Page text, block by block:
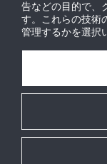
ニュース & イン
採用情報
当社について
告などの目的で、
す。これらの技術
管理するかを選択